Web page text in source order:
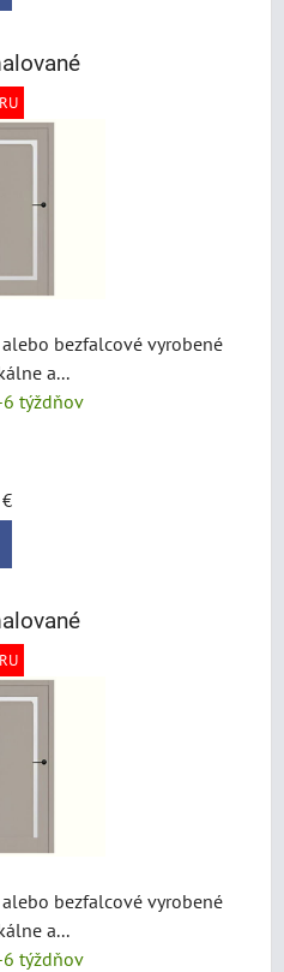
bezfalcové vyrobené
a...
týždňov
bezfalcové vyrobené
a...
týždňov